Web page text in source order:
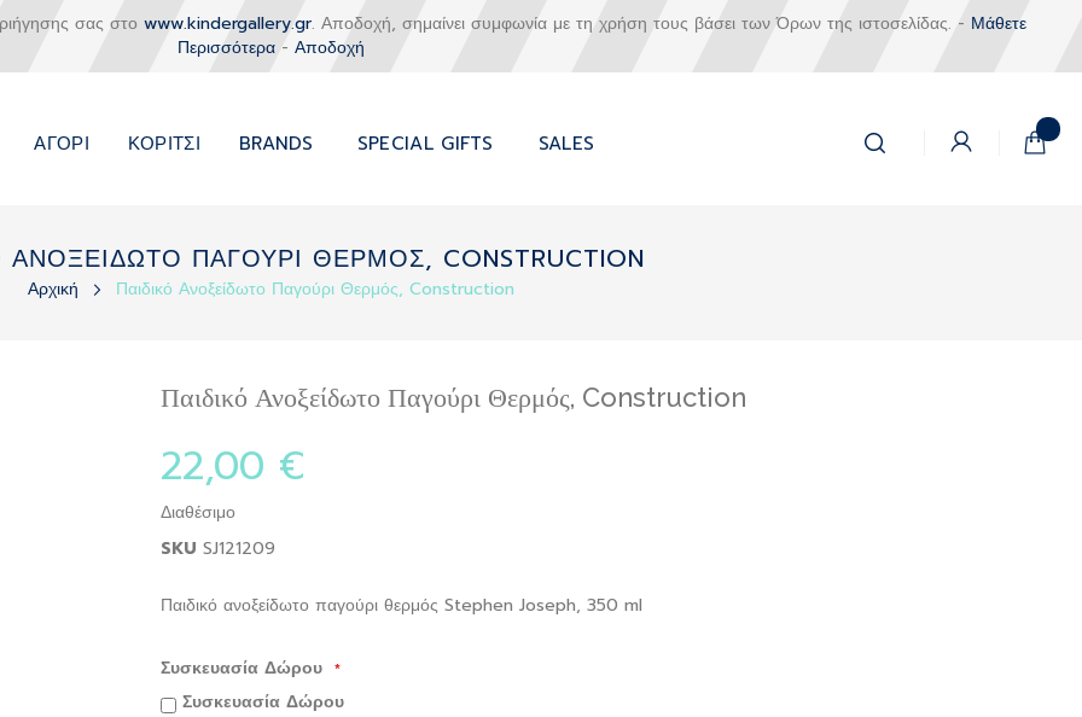
σας στο www.kindergallery.gr. Αποδοχή, σημαίνει συμφωνία με τη χρήση τους βάσει των Όρων της ιστοσελίδας. - Μάθετε
Περισσότερα- Αποδοχή
ΑΓΌΡΙ ΚΟΡΊΤΣΙ BRANDS SPECIAL GIFTS SALES
Το
Αναζήτηση
ΑΝΟΞΕΙΔΩΤΟ ΠΑΓΟΥΡΙ ΘΕΡΜΟΣ, CONSTRUCTION
Αρχική Παιδικό Ανοξείδωτο Παγούρι Θερμός, Construction
Παιδικό Ανοξείδωτο Παγούρι Θερμός, Construction
22,00 €
Διαθέσιμο
SKU SJ121209
Παιδικό ανοξείδωτο παγούρι θερμός Stephen Joseph, 350 ml
Συσκευασία Δώρου
Συσκευασία Δώρου